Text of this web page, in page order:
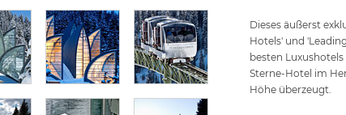
Dieses äußerst
Hotels' und
besten
Sterne-Hotel im
Höhe überzeugt.